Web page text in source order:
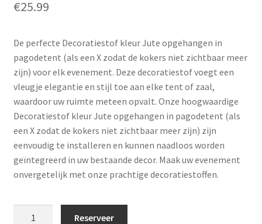
€25.99
De perfecte Decoratiestof kleur Jute opgehangen in
pagodetent (als een X zodat de kokers niet zichtbaar meer
zijn) voor elk evenement. Deze decoratiestof voegt een
vleugje elegantie en stijl toe aan elke tent of zaal,
waardoor uw ruimte meteen opvalt. Onze hoogwaardige
Decoratiestof kleur Jute opgehangen in pagodetent (als
een X zodat de kokers niet zichtbaar meer zijn) zijn
eenvoudig te installeren en kunnen naadloos worden
geïntegreerd in uw bestaande decor. Maak uw evenement
onvergetelijk met onze prachtige decoratiestoffen.
Reserveer